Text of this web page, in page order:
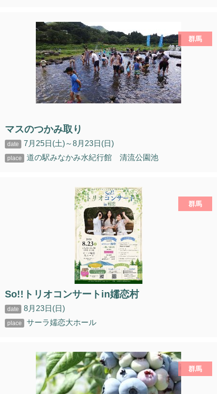
群馬
マスのつかみ取り
7月25日(土)～8月23日(日)
道の駅みなかみ水紀行館 清流公園池
群馬
So!!トリオコンサートin嬬恋村
8月23日(日)
サーラ嬬恋大ホール
群馬